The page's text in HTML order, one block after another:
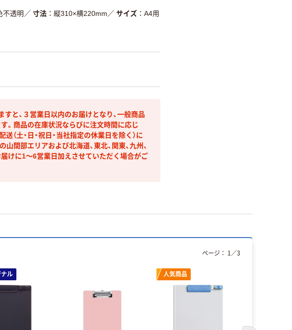
不透明 ／ 寸法 縦310×横220mm ／ サイズ
A4用
と、３営業日以内のお届けとなり、一般商品
。商品の在庫状況ならびに注文時間に応じ
送（土・日・祝日・当社指定の休業日を除く）に
間部エリアおよび北海道、東北、関東、九州、
けに1～6営業日加えさせていただく場合がご
ル 人気商品
ページ： 1 ／3